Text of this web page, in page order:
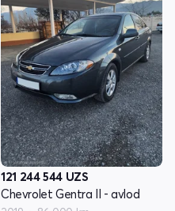
121 244 544 UZS
Chevrolet Gentra II - avlod